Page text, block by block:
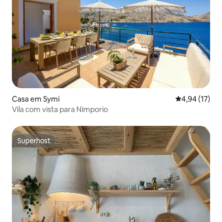
Casa em Symi Classificação
4,94 (17)
Vila com vista para Nimporio
Superhost
Superhost